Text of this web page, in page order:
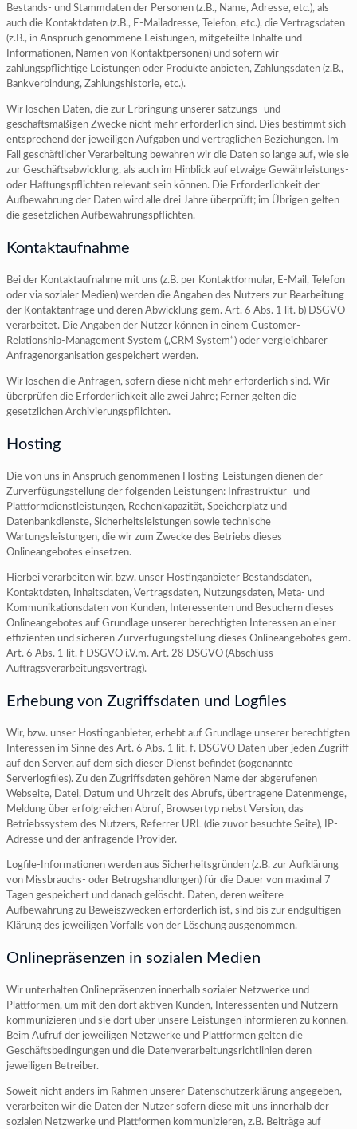
Bestands- und Stammdaten der Personen (z.B., Name, Adresse, etc.), als
auch die Kontaktdaten (z.B., E-Mailadresse, Telefon, etc.), die Vertragsdaten
(z.B., in Anspruch genommene Leistungen, mitgeteilte Inhalte und
Informationen, Namen von Kontaktpersonen) und sofern wir
zahlungspflichtige Leistungen oder Produkte anbieten, Zahlungsdaten (z.B.,
Bankverbindung, Zahlungshistorie, etc.).
Wir löschen Daten, die zur Erbringung unserer satzungs- und
geschäftsmäßigen Zwecke nicht mehr erforderlich sind. Dies bestimmt sich
entsprechend der jeweiligen Aufgaben und vertraglichen Beziehungen. Im
Fall geschäftlicher Verarbeitung bewahren wir die Daten so lange auf, wie sie
zur Geschäftsabwicklung, als auch im Hinblick auf etwaige Gewährleistungs-
oder Haftungspflichten relevant sein können. Die Erforderlichkeit der
Aufbewahrung der Daten wird alle drei Jahre überprüft; im Übrigen gelten
die gesetzlichen Aufbewahrungspflichten.
Kontaktaufnahme
Bei der Kontaktaufnahme mit uns (z.B. per Kontaktformular, E-Mail, Telefon
oder via sozialer Medien) werden die Angaben des Nutzers zur Bearbeitung
der Kontaktanfrage und deren Abwicklung gem. Art. 6 Abs. 1 lit. b) DSGVO
verarbeitet. Die Angaben der Nutzer können in einem Customer-
Relationship-Management System („CRM System“) oder vergleichbarer
Anfragenorganisation gespeichert werden.
Wir löschen die Anfragen, sofern diese nicht mehr erforderlich sind. Wir
überprüfen die Erforderlichkeit alle zwei Jahre; Ferner gelten die
gesetzlichen Archivierungspflichten.
Hosting
Die von uns in Anspruch genommenen Hosting-Leistungen dienen der
Zurverfügungstellung der folgenden Leistungen: Infrastruktur- und
Plattformdienstleistungen, Rechenkapazität, Speicherplatz und
Datenbankdienste, Sicherheitsleistungen sowie technische
Wartungsleistungen, die wir zum Zwecke des Betriebs dieses
Onlineangebotes einsetzen.
Hierbei verarbeiten wir, bzw. unser Hostinganbieter Bestandsdaten,
Kontaktdaten, Inhaltsdaten, Vertragsdaten, Nutzungsdaten, Meta- und
Kommunikationsdaten von Kunden, Interessenten und Besuchern dieses
Onlineangebotes auf Grundlage unserer berechtigten Interessen an einer
effizienten und sicheren Zurverfügungstellung dieses Onlineangebotes gem.
Art. 6 Abs. 1 lit. f DSGVO i.V.m. Art. 28 DSGVO (Abschluss
Auftragsverarbeitungsvertrag).
Erhebung von Zugriffsdaten und Logfiles
Wir, bzw. unser Hostinganbieter, erhebt auf Grundlage unserer berechtigten
Interessen im Sinne des Art. 6 Abs. 1 lit. f. DSGVO Daten über jeden Zugriff
auf den Server, auf dem sich dieser Dienst befindet (sogenannte
Serverlogfiles). Zu den Zugriffsdaten gehören Name der abgerufenen
Webseite, Datei, Datum und Uhrzeit des Abrufs, übertragene Datenmenge,
Meldung über erfolgreichen Abruf, Browsertyp nebst Version, das
Betriebssystem des Nutzers, Referrer URL (die zuvor besuchte Seite), IP-
Adresse und der anfragende Provider.
Logfile-Informationen werden aus Sicherheitsgründen (z.B. zur Aufklärung
von Missbrauchs- oder Betrugshandlungen) für die Dauer von maximal 7
Tagen gespeichert und danach gelöscht. Daten, deren weitere
Aufbewahrung zu Beweiszwecken erforderlich ist, sind bis zur endgültigen
Klärung des jeweiligen Vorfalls von der Löschung ausgenommen.
Onlinepräsenzen in sozialen Medien
Wir unterhalten Onlinepräsenzen innerhalb sozialer Netzwerke und
Plattformen, um mit den dort aktiven Kunden, Interessenten und Nutzern
kommunizieren und sie dort über unsere Leistungen informieren zu können.
Beim Aufruf der jeweiligen Netzwerke und Plattformen gelten die
Geschäftsbedingungen und die Datenverarbeitungsrichtlinien deren
jeweiligen Betreiber.
Soweit nicht anders im Rahmen unserer Datenschutzerklärung angegeben,
verarbeiten wir die Daten der Nutzer sofern diese mit uns innerhalb der
sozialen Netzwerke und Plattformen kommunizieren, z.B. Beiträge auf